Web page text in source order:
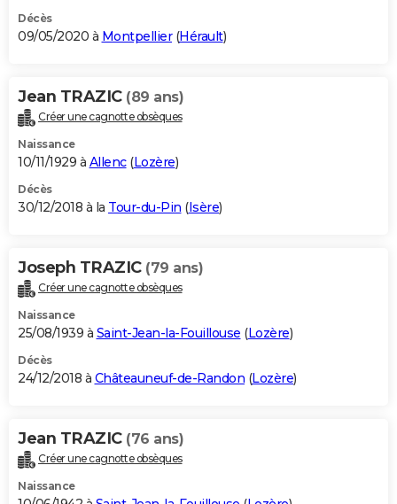
Décès
09/05/2020 à Montpellier(Hérault)
Jean TRAZIC (89 ans)
Créer une cagnotte obsèques
Naissance
10/11/1929 à Allenc(Lozère)
Décès
30/12/2018 à la Tour-du-Pin (Isère)
Joseph TRAZIC (79 ans)
Créer une cagnotte obsèques
Naissance
25/08/1939 à Saint-Jean-la-Fouillouse (Lozère)
Décès
24/12/2018 à Châteauneuf-de-Randon (Lozère)
Jean TRAZIC (76 ans)
Créer une cagnotte obsèques
Naissance